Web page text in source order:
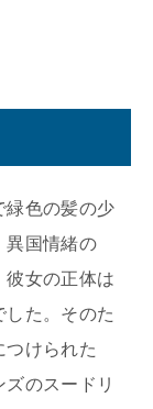
色の髪の少
異国情緒の
彼女の正体は
した。そのた
つけられた
ズのスードリ